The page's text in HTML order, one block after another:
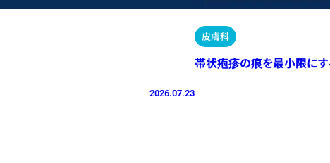
2026.07.23
皮膚科
帯状疱疹の痕を最小限にす